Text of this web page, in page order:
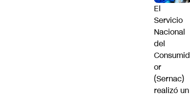
El
Servicio
Nacional
del
Consumid
or
(Sernac)
realizó un